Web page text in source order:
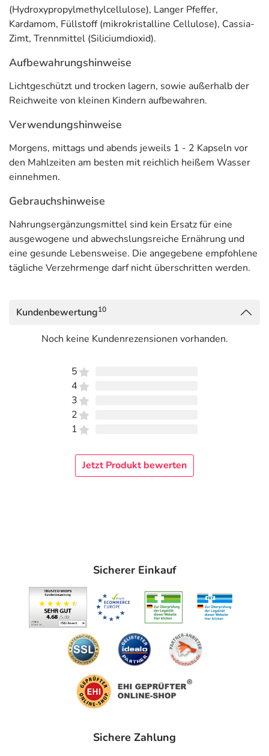
Granatapfelkerne
204 mg
Calciumsulfat
120 mg
Kleiner Galgant
102 mg
Langer Pfeffer
25,5 mg
Kardamom
12,8 mg
Cassia-Zimt
12,8 mg
Adresse des Lebensmittel-Unternehmens
Hager Pharma GmbH
47269 Duisburg
Informationen zu diesem Lebensmittel (wie z. B. Zutaten,
Allergene) sind bei den Lebensmittelangaben als pdf
hinterlegt. (oben)
(Hydroxypropylmethylcellulose), Langer Pfeffer,
Kardamom, Füllstoff (mikrokristalline Cellulose), Cassia-
Zimt, Trennmittel (Siliciumdioxid).
Aufbewahrungshinweise
Lichtgeschützt und trocken lagern, sowie außerhalb der
Reichweite von kleinen Kindern aufbewahren.
Verwendungshinweise
Morgens, mittags und abends jeweils 1 - 2 Kapseln vor
den Mahlzeiten am besten mit reichlich heißem Wasser
einnehmen.
Gebrauchshinweise
Nahrungsergänzungsmittel sind kein Ersatz für eine
ausgewogene und abwechslungsreiche Ernährung und
eine gesunde Lebensweise. Die angegebene empfohlene
tägliche Verzehrmenge darf nicht überschritten werden.
Kundenbewertung10
Noch keine Kundenrezensionen vorhanden.
5
4
3
2
1
Jetzt Produkt bewerten
Sicherer Einkauf
Sichere Zahlung